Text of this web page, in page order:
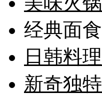
经典面食
日韩料理
新奇独特